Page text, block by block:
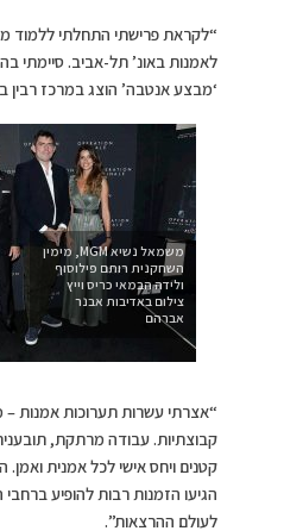
“לקראת פרישתי התחלתי ללמוד
לאמנות באונ’ תל-אביב. סיימתי
‘מבצע אנטבה’ הוצג במרכז רבין
משמאל נשיא MGM, מימין
השחקנית רותם פילוסוף
ולידה הבמאי כריס וייץ
צילום באדיבות אבנר
אברהם
“אצרתי עשרות תערוכות אמנות –
קבוצתיות. עבודה מרתקת,
קטנים ויחס אישי לכל אמנית ואמן.
הגיעו הזמנות רבות להופיע
לעולם ההרצאות”.